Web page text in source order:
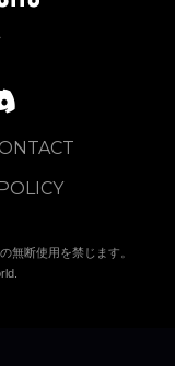
無断使用を禁じます。